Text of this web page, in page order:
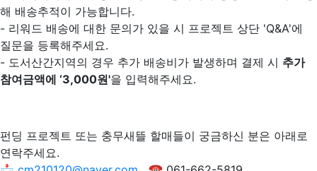
해 배송추적이 가능합니다.
- 리워드 배송에 대한 문의가 있을 시 프로젝트 상단 'Q&A'에
질문을 등록해주세요.
- 도서산간지역의 경우 추가 배송비가 발생하며 결제 시 추가
참여금액에 ‘3,000원'을 입력해주세요.
펀딩 프로젝트 또는 충무새뜰 할매들이 궁금하신 분은 아래로
연락주세요.